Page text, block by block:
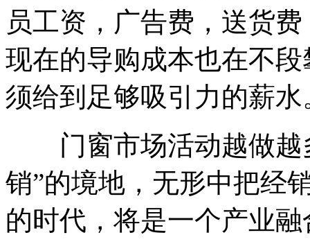
员工资，广告费，送货
现在的导购成本也在不
须给到足够吸引力的薪水
门窗市场活动越做越
销”的境地，无形中把经
的时代，将是一个产业